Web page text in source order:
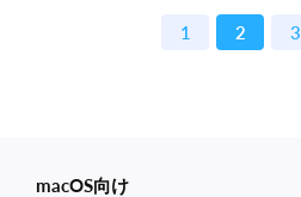
1 2 3
macOS向け